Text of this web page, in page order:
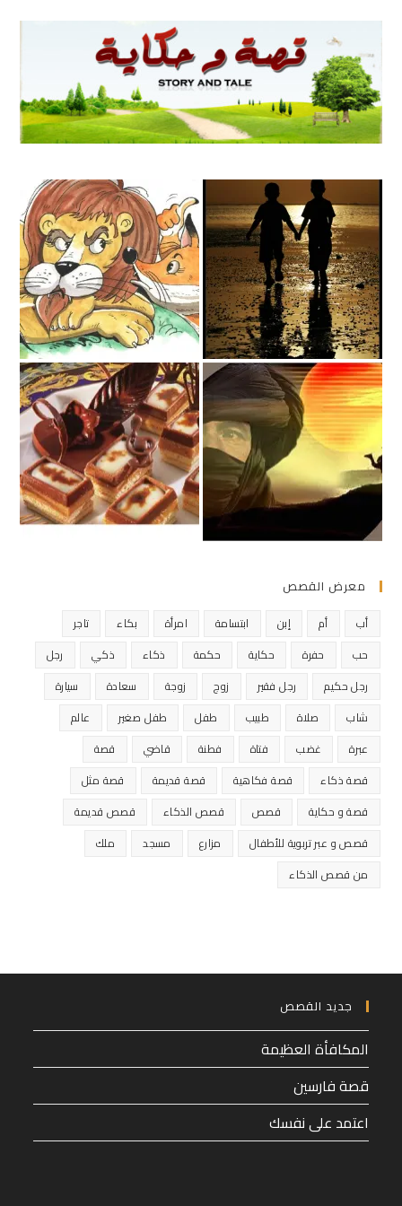
معرض القصص
أب أم إبن ابتسامة امرأة بكاء
تاجر
حب
حفرة حكاية حكمة ذكاء ذكي
رجل
رجل حكيم
رجل فقير زوج زوجة سعادة
سيارة
شاب
صلاة طبيب طفل طفل صغير
عالم
عبرة
غضب فتاة فطنة قاضي
قصة
قصة ذكاء
قصة فكاهية قصة قديمة
قصة مثل
قصة و حكاية
قصص قصص الذكاء
قصص قديمة
قصص و عبر تربوية للأطفال
مزارع مسجد
ملك
من قصص الذكاء
جديد القصص
المكافأة العظيمة
قصة فارسين
اعتمد على نفسك